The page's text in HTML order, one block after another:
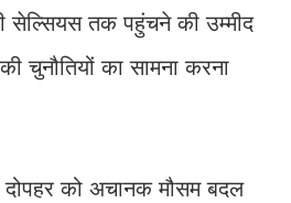
सेल्सियस तक पहुंचने की उम्मीद
चुनौतियों का सामना करना
को अचानक मौसम बदल